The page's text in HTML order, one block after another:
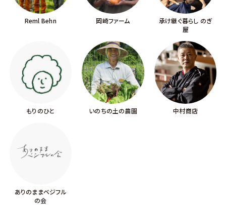
Reml Behn 岡崎ファーム
承け継ぐ暮らし のぎ
屋
もりのひと いのちの土の農園 中村商店
ありのままベジフル
の会